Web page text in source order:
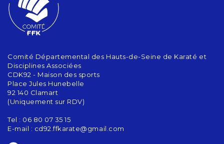
Comité Départemental des Hauts-de-Seine de Karaté et
Disciplines Associées
CDK92 - Maison des sports
Place Jules Hunebelle
92 140 Clamart
(Uniquement sur RDV)
Tel : 06 80 07 35 15
E-mail : cd92.ffkarate@gmail.com